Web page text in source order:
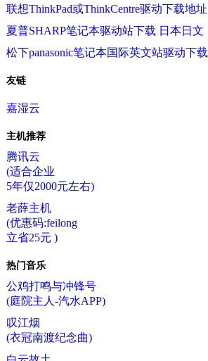
联想ThinkPad或ThinkCentre驱动下载地址
夏普SHARP笔记本驱动站下载 日本日文
松下panasonic笔记本国际英文站驱动下载
友链
嘉湿云
主机推荐
腾讯云
(适合企业
5年仅2000元左右)
老薛主机
(优惠码:feilong
立省25元 )
热门音乐
公鸡打鸣与冲锋号
(庭院主人-汽水APP)
叹江烟
(衣冠南渡纪念曲)